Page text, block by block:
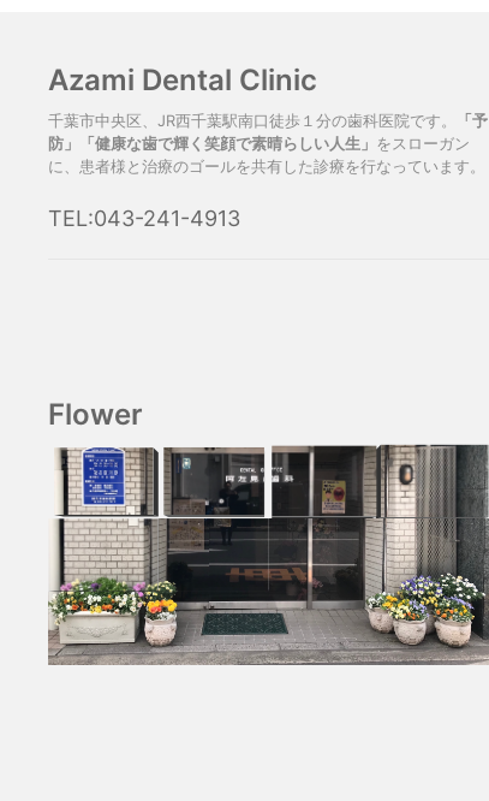
Azami Dental Clinic
千葉市中央区、JR西千葉駅南口徒歩１分の歯科医院です。
「予
防」「健康な歯で輝く笑顔で素晴らしい人生」 をスローガン
に、患者様と治療のゴールを共有した診療を行なっています。
TEL:043-241-4913
Flower